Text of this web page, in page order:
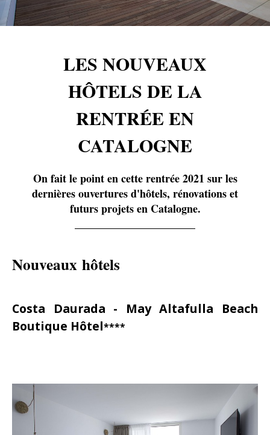
LES NOUVEAUX
HÔTELS DE LA
RENTRÉE EN
CATALOGNE
On fait le point en cette rentrée 2021 sur les
dernières ouvertures d'hôtels, rénovations et
futurs projets en Catalogne.
Nouveaux hôtels
Costa Daurada - May Altafulla Beach
Boutique Hôtel****